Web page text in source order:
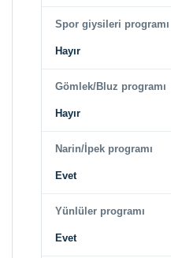
Spor giysileri programı
Hayır
Gömlek/Bluz programı
Hayır
Narin/İpek programı
Evet
Yünlüler programı
Evet